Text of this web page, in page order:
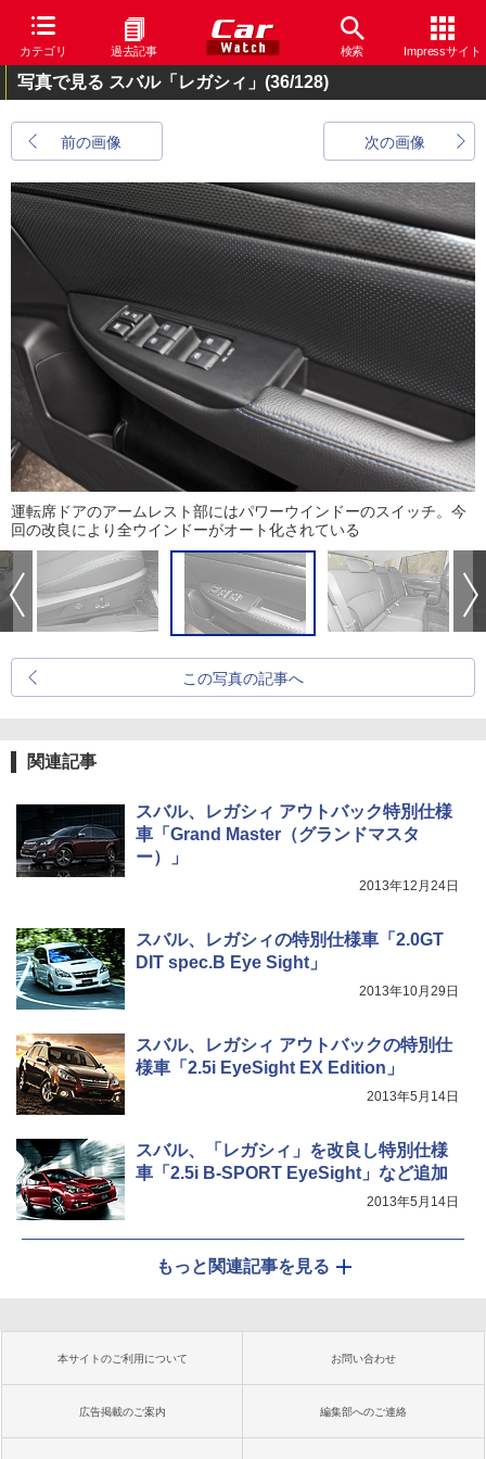
カテゴリ 過去記事 検索 Impressサイト
写真で見る スバル「レガシィ」 (36/128)
前の画像 次の画像
運転席ドアのアームレスト部にはパワーウインドーのスイッチ。今
回の改良により全ウインドーがオート化されている
この写真の記事へ
関連記事
スバル、レガシィ アウトバック特別仕様
車「Grand Master（グランドマスタ
ー）」
2013年12月24日
スバル、レガシィの特別仕様車「2.0GT
DIT spec.B Eye Sight」
2013年10月29日
スバル、レガシィ アウトバックの特別仕
様車「2.5i EyeSight EX Edition」
2013年5月14日
スバル、「レガシィ」を改良し特別仕様
車「2.5i B-SPORT EyeSight」など追加
2013年5月14日
もっと関連記事を見る
本サイトのご利用について お問い合わせ
広告掲載のご案内 編集部へのご連絡